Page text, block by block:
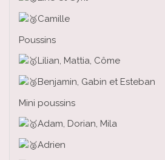
Camille
Poussins
Lilian, Mattia, Côme
Benjamin, Gabin et Esteban
Mini poussins
Adam, Dorian, Mila
Adrien